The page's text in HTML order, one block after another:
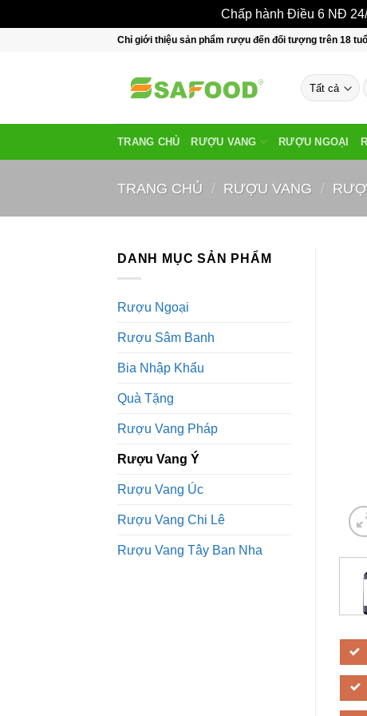
Chấp hành Điều 6 NĐ
Chỉ giới thiệu sản phẩm rượu đến đối tượng trên 18
TRANG CHỦ RƯỢU VANG RƯỢU NGOẠI
TRANG CHỦ / RƯỢU VANG /
DANH MỤC SẢN PHẨM
Rượu Ngoại
Rượu Sâm Banh
Bia Nhập Khẩu
Quà Tặng
Rượu Vang Pháp
Rượu Vang Ý
Rượu Vang Úc
Rượu Vang Chi Lê
Rượu Vang Tây Ban Nha